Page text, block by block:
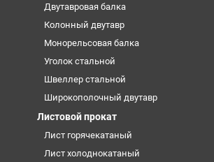
Двутавровая балка
Колонный двутавр
Монорельсовая балка
Уголок стальной
Швеллер стальной
Широкополочный двутавр
Листовой прокат
Лист горячекатаный
Лист холоднокатаный